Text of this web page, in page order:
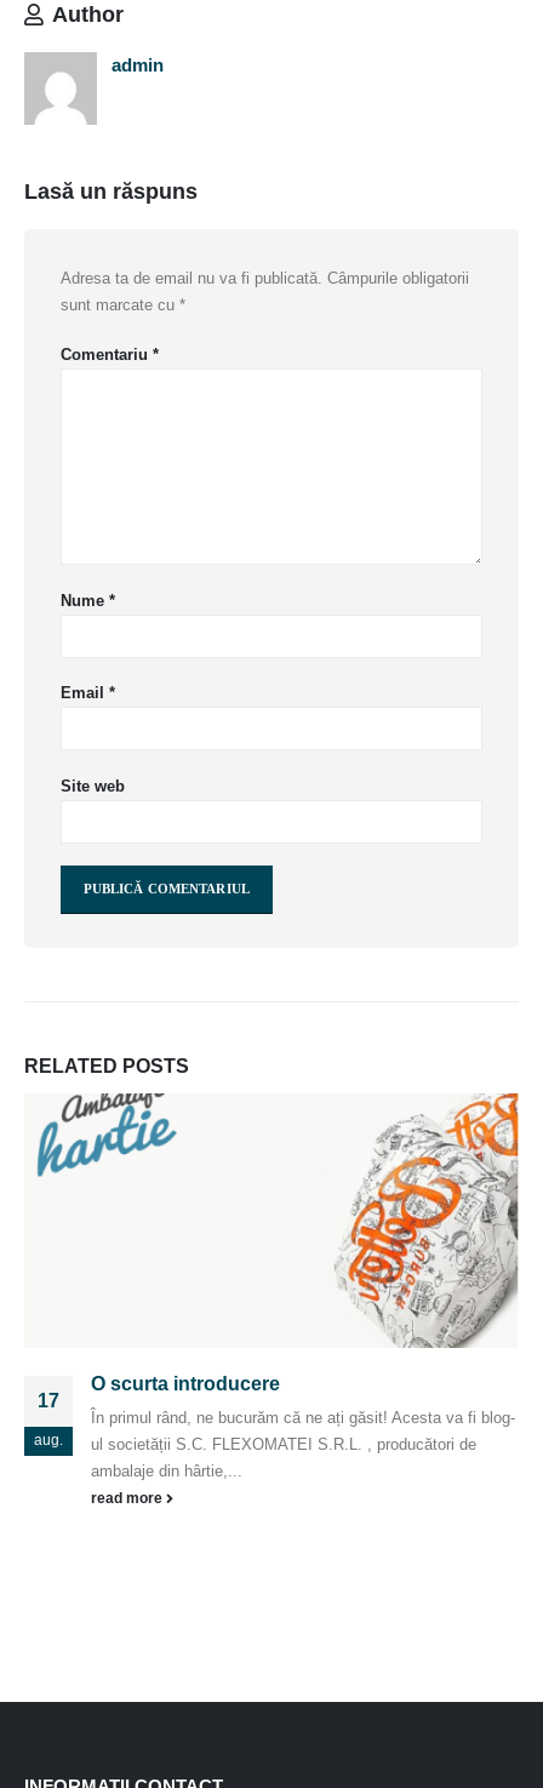
Author
admin
Lasă un răspuns
Adresa ta de email nu va fi publicată. Câmpurile obligatorii
sunt marcate cu *
Comentariu *
Nume *
Email *
Site web
RELATED POSTS
17
aug.
O scurta introducere
În primul rând, ne bucurăm că ne ați găsit! Acesta va fi blog-
ul societății S.C. FLEXOMATEI S.R.L. , producători de
ambalaje din hârtie,...
read more